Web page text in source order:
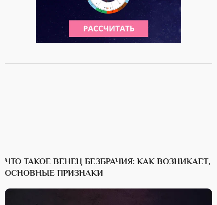
ЧТО ТАКОЕ ВЕНЕЦ БЕЗБРАЧИЯ: КАК ВОЗНИКАЕТ,
ОСНОВНЫЕ ПРИЗНАКИ